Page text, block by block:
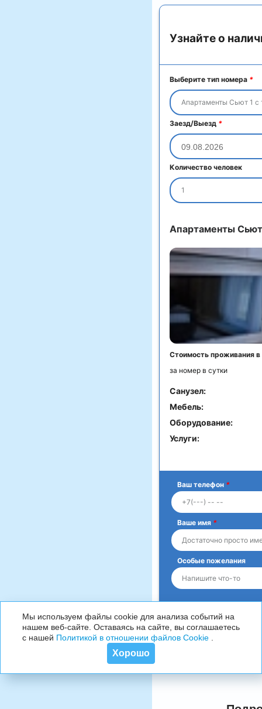
Узнайте о
Стоимость проживания
за номер в сутки
Апартаменты Сьют
Санузел:
Мебель:
Оборудование:
Услуги:
Выберите тип номера *
Апартаменты Сьют 1 с
Заезд/Выезд *
Количество человек
1
Ваш телефон *
Ваше имя *
Особые пожелания
Мы используем файлы cookie для анализа событий на
нашем веб-сайте. Оставаясь на сайте, вы соглашаетесь
с нашей Политикой в отношении файлов Cookie.
Хорошо